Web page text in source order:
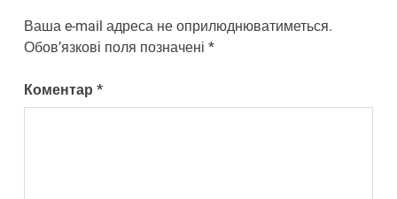
Ваша e-mail адреса не оприлюднюватиметься.
Обов’язкові поля позначені*
Коментар*